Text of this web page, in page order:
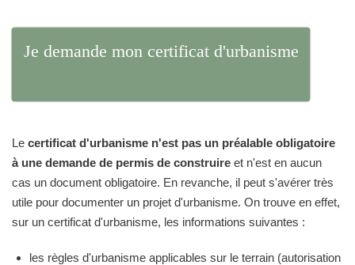
Je demande mon certificat d'urbanisme
Le certificat d'urbanisme n'est pas un préalable obligatoire
à une demande de permis de construire et n'est en aucun
cas un document obligatoire. En revanche, il peut s'avérer très
utile pour documenter un projet d'urbanisme. On trouve en effet,
sur un certificat d'urbanisme, les informations suivantes :
les règles d'urbanisme applicables sur le terrain (autorisation